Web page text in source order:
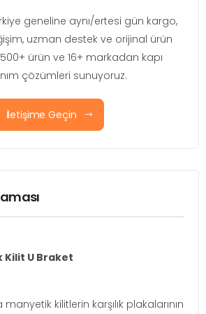
geneline aynı/ertesi gün kargo,
uzman destek ve orijinal ürün
ürün ve 16+ markadan kapı
çözümleri sunuyoruz.
İletişime Geçin
Kilit U Braket
kilitlerin karşılık plakalarının